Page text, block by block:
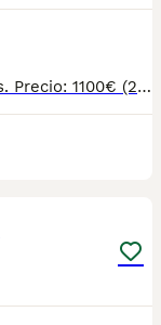
Cachorros de beagle tricolor disponibles. Precio: 1100€ (21% IVA incluido) NO FINANCIAMOS Puedes venir y ver personalmente a los cachorros y a sus padres con cita previa. Atendemos teléfono y WhatsApp: 690 71 43 23 Ven y podrás conocer el entorno en el que crecen y se desarrollan. Ejercemos una cría responsable y ofrecemos un trato serio. Es importante destacar que nosotros criamos mascotas para ser animales de compañía, no ejemplares de cría ni de exposición. Sin embargo, nos imponemos los cánones más estrictos en lo que a condiciones sanitarias y calidad se refiere. Nuestra prioridad es ofrecer cachorros sanos y socializados. También nos gusta poner en valor el tipo de crecimiento y los cuidados que tienen en nuestro Centro y el entorno en el que viven tanto ellos como sus padres. Se entregan con: - Microchip - Pasaporte - Vacunas y desparasitaciones pertinentes a su edad. - Socialización con la manada del Centro, con personas y con otros animales. - Revisiones periódicas veterinarias hasta el momento de su entrega. - Peluquería pre-entrega (lavado, arreglo, corte de uñas, limpieza de zona perianal y vaciado de glándulas anales). Garantías: - Garantía vírica de 14 días. - Garantía congénita de 1 año. Servicios que ofrecemos: - Enseñamos instalaciones, padres y damos la posibilidad de interactuar con los cachorros si su edad lo permite. Será necesario concertar una visita con al menos un día de antelación. - Asesoramiento post-venta. - Clínicas concertadas en distintas ciudades (consultar). - Posibilidad de reserva. Para cachorros nacidos o futuras camadas. - Varios métodos de pago (no financiamos). No dudéis en preguntar lo que necesitéis, os informamos sin compromiso. Atendemos teléfono y WhatsApp: 690 71 43 23 N.Z: 008015